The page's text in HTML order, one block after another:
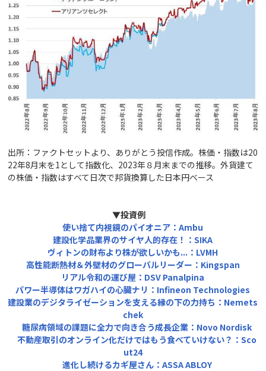
出所：ファクトセットより、ありがとう投信作成。株価・指数は20
22年8月末を1として指数化、2023年８月末までの推移。外貨建て
の株価・指数はすべて日次で邦貨換算した日本円ベース
▼投資例
使い捨て内視鏡のパイオニア：Ambu
建設化学品業界のサイヤ人的存在！：SIKA
ヴィトンの財布より株が欲しいかも... ：LVMH
高性能断熱材＆外壁材のグローバルリーダー：Kingspan
リアル令和の運び屋：DSV Panalpina
パワー半導体はワガハイの心臓ナリ：Infineon Technologies
建設業のデジタライゼーションを支える縁の下の力持ち：Nemets
chek
糖尿病領域の課題に全力で向き合う成長企業：Novo Nordisk
不動産取引のオンライン化だけではもう食べていけない？：Sco
ut24
進化し続けるカギ屋さん：ASSA ABLOY